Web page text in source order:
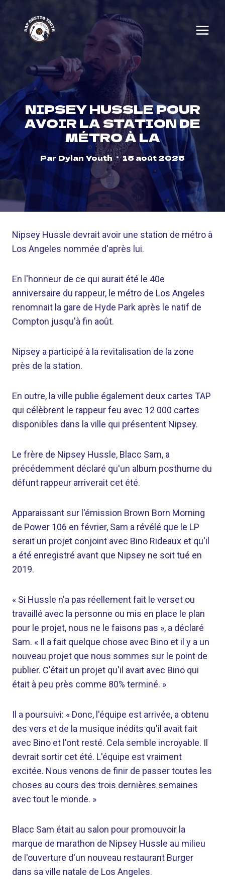
content
NIPSEY HUSSLE POUR
AVOIR LA STATION DE
MÉTRO À LA
Par Dylan Youth 15 août 2025
Nipsey Hussle devrait avoir une station de métro à
Los Angeles nommée d'après lui.
En l'honneur de ce qui aurait été le 40e
anniversaire du rappeur, le métro de Los Angeles
renomnait la gare de Hyde Park après le natif de
Compton jusqu'à fin août.
Nipsey a participé à la revitalisation de la zone
près de la station.
En outre, la ville publie également deux cartes TAP
qui célèbrent le rappeur feu avec 12 000 cartes
disponibles dans la ville qui présentent Nipsey.
Le frère de Nipsey Hussle, Blacc Sam, a
précédemment déclaré qu'un album posthume du
défunt rappeur arriverait cet été.
Apparaissant sur l'émission Brown Born Morning
de Power 106 en février, Sam a révélé que le LP
serait un projet conjoint avec Bino Rideaux et qu'il
a été enregistré avant que Nipsey ne soit tué en
2019.
« Si Hussle n'a pas réellement fait le verset ou
travaillé avec la personne ou mis en place le plan
pour le projet, nous ne le faisons pas », a déclaré
Sam. « Il a fait quelque chose avec Bino et il y a un
nouveau projet que nous sommes sur le point de
publier. C'était un projet qu'il avait avec Bino qui
était à peu près comme 80% terminé. »
Il a poursuivi: « Donc, l'équipe est arrivée, a obtenu
des vers et de la musique inédits qu'il avait fait
avec Bino et l'ont resté. Cela semble incroyable. Il
devrait sortir cet été. L'équipe est vraiment
excitée. Nous venons de finir de passer toutes les
choses au cours des trois dernières semaines
avec tout le monde. »
Blacc Sam était au salon pour promouvoir la
marque de marathon de Nipsey Hussle au milieu
de l'ouverture d'un nouveau restaurant Burger
dans sa ville natale de Los Angeles.